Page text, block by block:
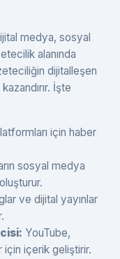
medya, sosyal
alanında
dijitalleşen
İşte
için haber
sosyal medya
ve dijital yayınlar
YouTube,
içerik geliştirir.